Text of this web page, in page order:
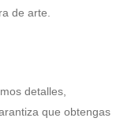
de arte.
detalles,
que obtengas